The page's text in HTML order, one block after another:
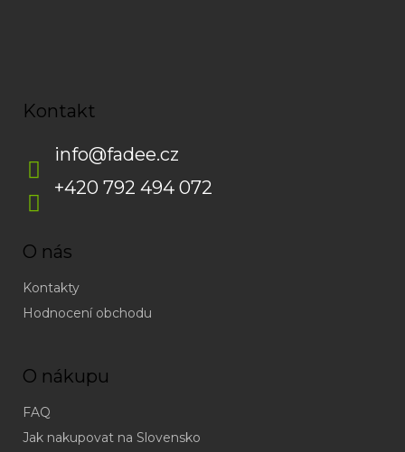
Kontakt
info@fadee.cz
+420 792 494 072
O nás
Kontakty
Hodnocení obchodu
O nákupu
FAQ
Jak nakupovat na Slovensko